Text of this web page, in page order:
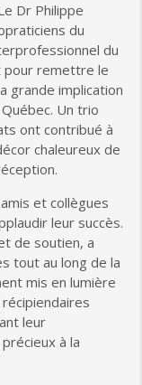
Dr Philippe
du
du
pour remettre le
grande implication
Un trio
ont contribué à
chaleureux de
et collègues
leur succès.
de soutien, a
tout au long de la
mis en lumière
leur
à la